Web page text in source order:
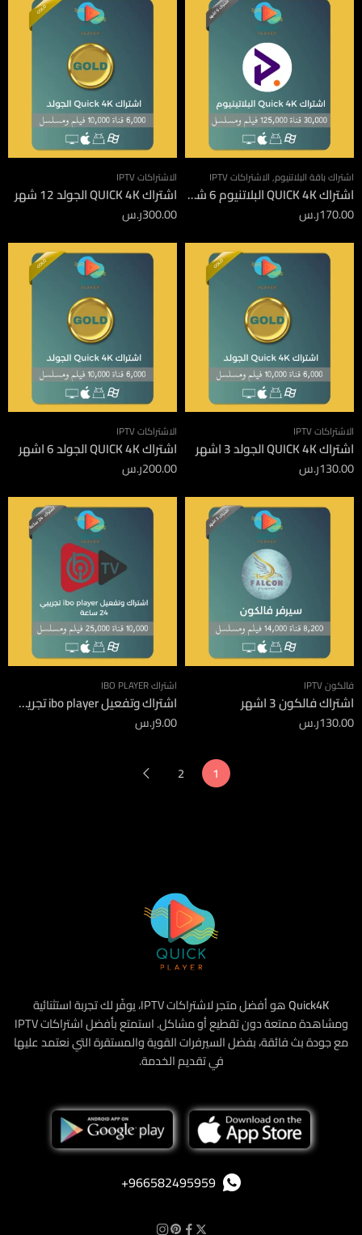
اشتراك باقة البلاتنيوم,الاشتراكات IPTV
اشتراك QUICK 4K البلاتنيوم 6 شهور
170.00ر.س
الاشتراكات IPTV
اشتراك QUICK 4K الجولد 12 شهر
300.00ر.س
الاشتراكات IPTV
اشتراك QUICK 4K الجولد 3 اشهر
130.00ر.س
الاشتراكات IPTV
اشتراك QUICK 4K الجولد 6 اشهر
200.00ر.س
فالكون IPTV
اشتراك فالكون 3 اشهر
130.00ر.س
اشتراك IBO PLAYER
اشتراك وتفعيل ibo player تجريبي 24 ساعة
9.00ر.س
1
2
Quick4K
هو أفضل متجر لاشتراكات IPTV، يوفّر لك تجربة استثنائية
ومشاهدة ممتعة دون تقطيع أو مشاكل. استمتع بأفضل اشتراكات IPTV
مع جودة بث فائقة، بفضل السيرفرات القوية والمستقرة التي نعتمد عليها
في تقديم الخدمة.
‪+966582495959